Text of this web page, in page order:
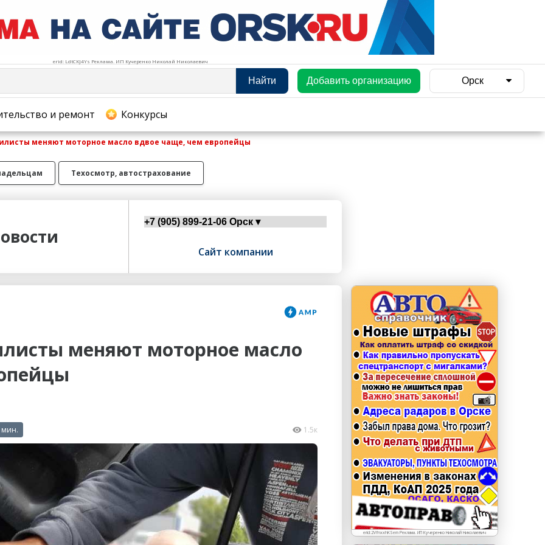
erid: LdtCKJ4Ys Реклама. ИП Кучеренко Николай Николаевич
Найти Добавить организацию Орск
и ремонт Конкурсы
erid: LdtCKJjWj Реклама. ИП Кучеренко Николай
Николаевич
меняют моторное масло вдвое чаще, чем европейцы
Техосмотр, автострахование
Сайт компании
меняют моторное масло
мин. 1.5к
erid:2VfnxxhKSem Реклама. ИП Кучеренко Николай Николаевич